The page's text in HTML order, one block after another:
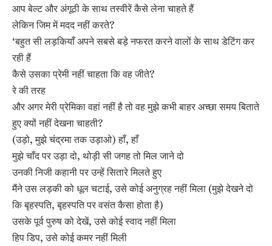
आप बेल्ट और अंगूठी के साथ तस्वीरें कैसे लेना चाहते हैं
लेकिन जिम में मदद नहीं करते?
‘बहुत सी लड़कियाँ अपने सबसे बड़े नफरत करने वालों के साथ डेटिंग कर
रही हैं
कैसे उसका प्रेमी नहीं चाहता कि वह जीते?
रे की तरह
और अगर मेरी प्रेमिका वहां नहीं है तो वह मुझे कभी बाहर अच्छा समय बिताते
हुए क्यों नहीं देखना चाहती?
(उड़ो, मुझे चंद्रमा तक उड़ाओ) हाँ, हाँ
मुझे चाँद पर उड़ा दो, थोड़ी सी जगह तो मिल जाने दो
उनकी निजी कहानी पर उन्हें सितारे मिलते हुए
मैंने उस लड़की को धूल चटाई, उसे कोई अनुग्रह नहीं मिला (मुझे देखने दो
कि बृहस्पति, बृहस्पति पर वसंत कैसा होता है)
उसके पूर्व पुरुष को देखें, उसे कोई स्वाद नहीं मिला
हिप डिप, उसे कोई कमर नहीं मिली